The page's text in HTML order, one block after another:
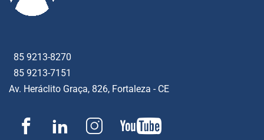
85 9213-8270
85 9213-7151
Av. Heráclito Graça, 826, Fortaleza - CE